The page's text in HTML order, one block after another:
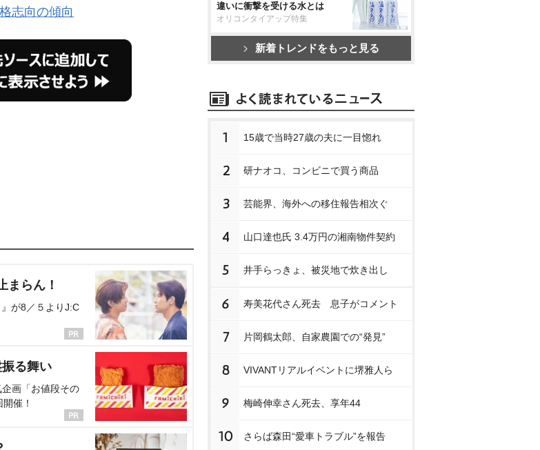
志向の傾向
まらん！
が8／５よりJ:C
る舞い
画「お値段その
催！
違いに衝撃を受ける水とは
オリコンタイアップ特集
新着トレンドをもっと見る
1 15歳で当時27歳の夫に一目惚れ
2 研ナオコ、コンビニで買う商品
3 芸能界、海外への移住報告相次ぐ
4 山口達也氏 3.4万円の湘南物件契約
5 井手らっきょ、被災地で炊き出し
6 寿美花代さん死去 息子がコメント
7 片岡鶴太郎、自家農園での“発見”
8 VIVANTリアルイベントに堺雅人ら
9 梅崎伸幸さん死去、享年44
10 さらば森田“愛車トラブル”を報告